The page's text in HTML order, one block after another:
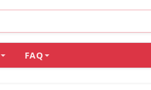
FAQ